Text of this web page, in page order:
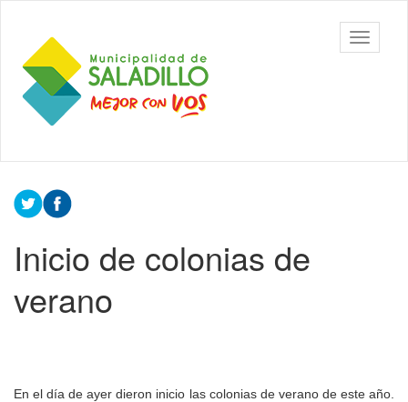
contenido
principal
Municipalidad
de Saladillo
barra
Contenido
principal
Inicio de colonias de
verano
En el día de ayer dieron inicio las colonias de verano de este año.